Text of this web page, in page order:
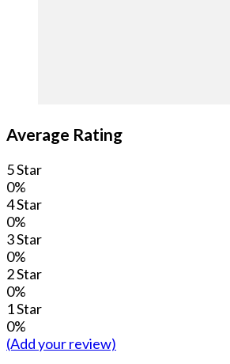
Average Rating
5 Star
0%
4 Star
0%
3 Star
0%
2 Star
0%
1 Star
0%
(Add your review)